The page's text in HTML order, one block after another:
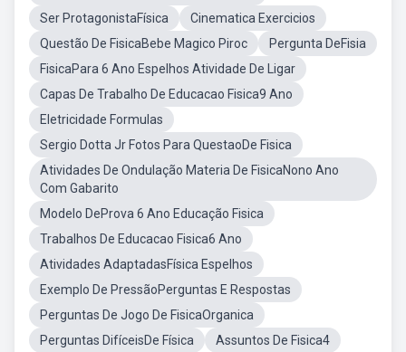
Ser ProtagonistaFísica
Cinematica Exercicios
Questão De FisicaBebe Magico Piroc
Pergunta DeFisia
FisicaPara 6 Ano Espelhos Atividade De Ligar
Capas De Trabalho De Educacao Fisica9 Ano
Eletricidade Formulas
Sergio Dotta Jr Fotos Para QuestaoDe Fisica
Atividades De Ondulação Materia De FisicaNono Ano
Com Gabarito
Modelo DeProva 6 Ano Educação Fisica
Trabalhos De Educacao Fisica6 Ano
Atividades AdaptadasFísica Espelhos
Exemplo De PressãoPerguntas E Respostas
Perguntas De Jogo De FisicaOrganica
Perguntas DifíceisDe Física
Assuntos De Fisica4